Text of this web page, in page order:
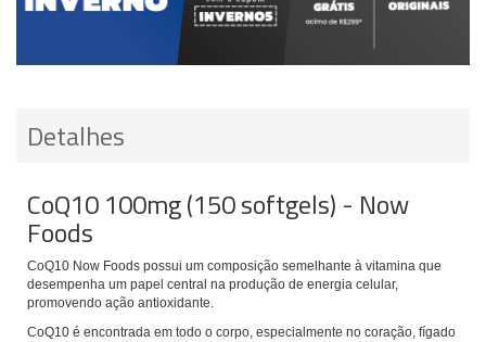
Detalhes
CoQ10 100mg (150 softgels) - Now
Foods
CoQ10 Now Foods possui um composição semelhante à vitamina que
desempenha um papel central na produção de energia celular,
promovendo ação antioxidante.
CoQ10 é encontrada em todo o corpo, especialmente no coração, fígado